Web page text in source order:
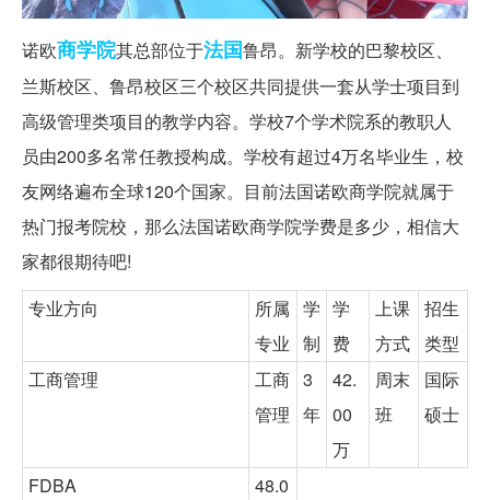
诺欧商学院其总部位于法国鲁昂。新学校的巴黎校区、
兰斯校区、鲁昂校区三个校区共同提供一套从学士项目到
高级管理类项目的教学内容。学校7个学术院系的教职人
员由200多名常任教授构成。学校有超过4万名毕业生，校
友网络遍布全球120个国家。目前法国诺欧商学院就属于
热门报考院校，那么法国诺欧商学院学费是多少，相信大
家都很期待吧!
专业方向
所属
专业
学
制
学
费
上课
方式
招生
类型
工商管理
工商
管理
3
年
42.
00
万
周末
班
国际
硕士
FDBA
48.0